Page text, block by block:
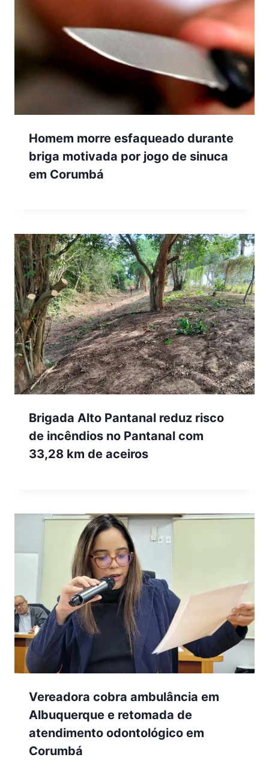
Homem morre esfaqueado durante
briga motivada por jogo de sinuca
em Corumbá
Brigada Alto Pantanal reduz risco
de incêndios no Pantanal com
33,28 km de aceiros
Vereadora cobra ambulância em
Albuquerque e retomada de
atendimento odontológico em
Corumbá